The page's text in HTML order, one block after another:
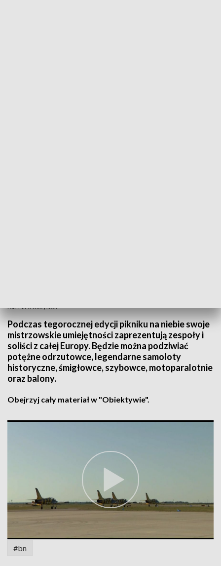
fot. TVP3 Białystok
Podczas tegorocznej edycji pikniku na niebie swoje
mistrzowskie umiejętności zaprezentują zespoły i
soliści z całej Europy. Będzie można podziwiać
potężne odrzutowce, legendarne samoloty
historyczne, śmigłowce, szybowce, motoparalotnie
oraz balony.
Obejrzyj cały materiał w "Obiektywie".
#bn